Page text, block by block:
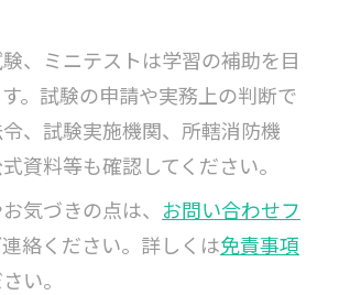
、ミニテストは学習の補助を目
。試験の申請や実務上の判断で
、試験実施機関、所轄消防機
資料等も確認してください。
気づきの点は、 お問い合わせフ
絡ください。詳しくは免責事項
い。